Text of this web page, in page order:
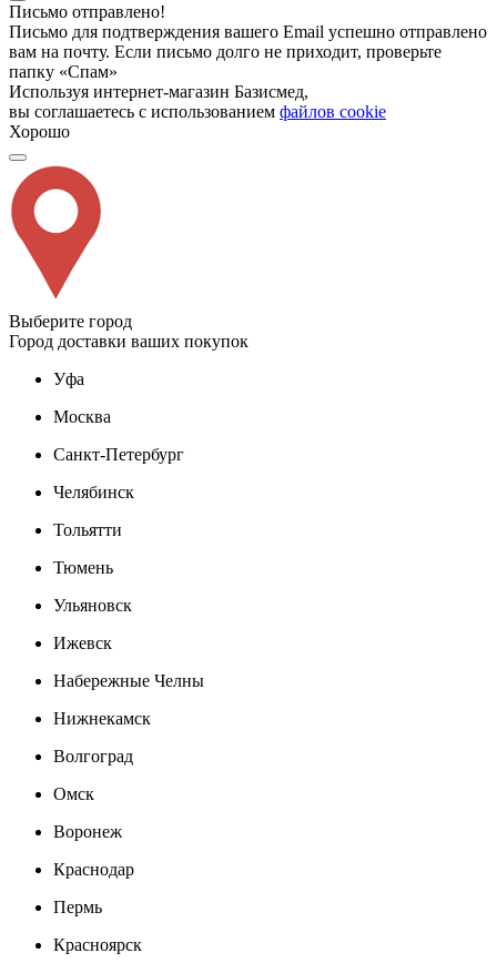
Письмо отправлено!
Письмо для подтверждения вашего Email успешно отправлено
вам на почту. Если письмо долго не приходит, проверьте
папку «Спам»
Используя интернет-магазин Базисмед,
вы соглашаетесь с использованием файлов cookie
Хорошо
Выберите город
Город доставки ваших покупок
Уфа
Москва
Санкт-Петербург
Челябинск
Тольятти
Тюмень
Ульяновск
Ижевск
Набережные Челны
Нижнекамск
Волгоград
Омск
Воронеж
Краснодар
Пермь
Красноярск